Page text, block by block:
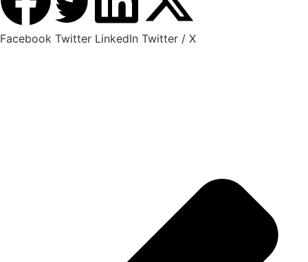
Facebook Twitter LinkedIn Twitter / X